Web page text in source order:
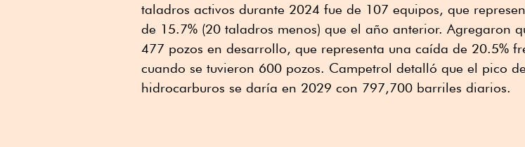
taladros activos durante 2024 fue de 107 equipos, que
de 15.7% (20 taladros menos) que el año anterior. Agregaron
477 pozos en desarrollo, que representa una caída de 20.5%
cuando se tuvieron 600 pozos. Campetrol detalló que el pico
hidrocarburos se daría en 2029 con 797,700 barriles diarios.